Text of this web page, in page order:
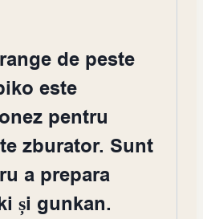
de peste
este
pentru
zburator. Sunt
a prepara
și gunkan.